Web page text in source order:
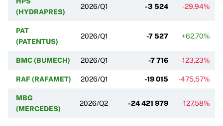
(HYDRAPRES)
2026/Q1 -3 524 -29,94%
PAT
(PATENTUS)
2026/Q1 -7 527 +62,70%
BMC (BUMECH) 2026/Q1 -7 716 -123,23%
RAF (RAFAMET) 2026/Q1 -19 015 -475,57%
MBG
(MERCEDES)
2026/Q2 -24 421 979 -127,58%